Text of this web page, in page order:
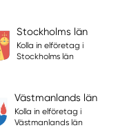
Stockholms län
Kolla in elföretag i
Stockholms län
Västmanlands län
Kolla in elföretag i
Västmanlands län